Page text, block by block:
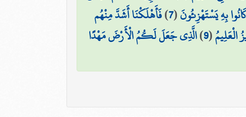
بِهِ يَسْتَهْزِئُونَ(
7
)فَأَهْلَكْنَا أَشَدَّ مِنْهُم
(
9
)الَّذِي جَعَلَ لَكُمُ الْأَرْضَ مَهْدًا